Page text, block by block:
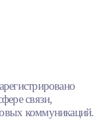
связи,
коммуникаций.